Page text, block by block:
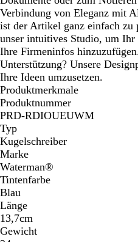
Verbindung von Eleganz mit
ist der Artikel ganz einfach zu
unser intuitives Studio, um
Ihre Firmeninfos
Unterstützung? Unsere
Ihre Ideen umzusetzen.
Produktmerkmale
Produktnummer
PRD-RDIOUEUWM
Typ
Kugelschreiber
Marke
Waterman®
Tintenfarbe
Blau
Länge
13,7cm
Gewicht